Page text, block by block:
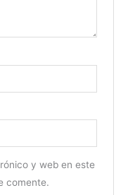
y web en este
comente.